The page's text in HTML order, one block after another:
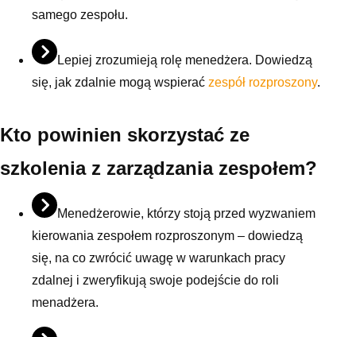
samego zespołu.
Lepiej zrozumieją rolę menedżera. Dowiedzą
się, jak zdalnie mogą wspierać zespół rozproszony.
Kto powinien skorzystać ze
szkolenia z zarządzania zespołem?
Menedżerowie, którzy stoją przed wyzwaniem
kierowania zespołem rozproszonym – dowiedzą
się, na co zwrócić uwagę w warunkach pracy
zdalnej i zweryfikują swoje podejście do roli
menadżera.